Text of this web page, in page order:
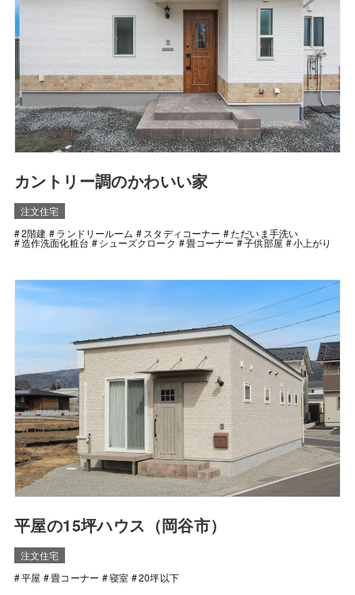
カントリー調のかわいい家
注文住宅
2階建
ランドリールーム スタディコーナー ただいま手洗い
造作洗面化粧台 シューズクローク 畳コーナー 子供部屋 小上がり
平屋の15坪ハウス（岡谷市）
注文住宅
平屋
畳コーナー 寝室 20坪以下